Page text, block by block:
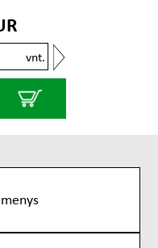
vnt.